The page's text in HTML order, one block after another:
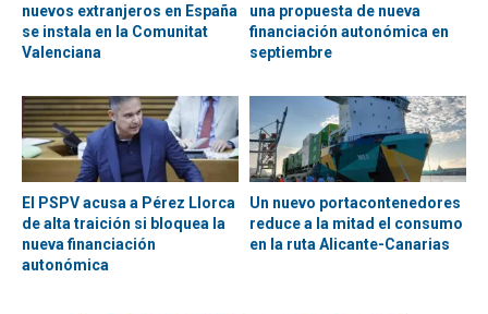
nuevos extranjeros en España
se instala en la Comunitat
Valenciana
una propuesta de nueva
financiación autonómica en
septiembre
El PSPV acusa a Pérez Llorca
de alta traición si bloquea la
nueva financiación
autonómica
Un nuevo portacontenedores
reduce a la mitad el consumo
en la ruta Alicante-Canarias